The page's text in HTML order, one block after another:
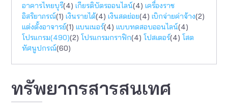
อาคารไทยบุรี(4) เกียรติบัตรออนไลน์(4) เครื่องราช
อิสริยาภรณ์(1) เงินรายได้(4) เงินสดย่อย(4) เบิกจ่ายค่าจ้าง(2)
แต่งตั้งอาจารย์(1) แบนเนอร์(4) แบบทดสอบออนไลน์(4)
โปรแกรม(490)(2) โปรแกรมกราฟิก(4) โปสเตอร์(4) โสต
ทัศนูปกรณ์(60)
ทรัพยากรสารสนเทศ